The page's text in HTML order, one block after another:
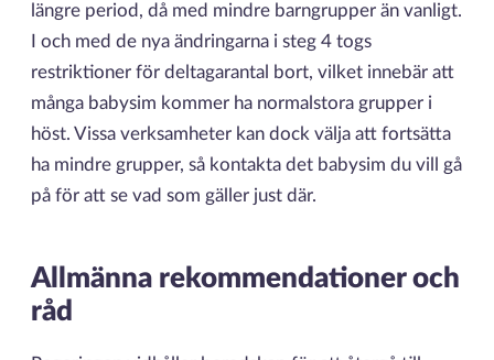
längre period, då med mindre barngrupper än vanligt.
I och med de nya ändringarna i steg 4 togs
restriktioner för deltagarantal bort, vilket innebär att
många babysim kommer ha normalstora grupper i
höst. Vissa verksamheter kan dock välja att fortsätta
ha mindre grupper, så kontakta det babysim du vill gå
på för att se vad som gäller just där.
Allmänna rekommendationer och
råd